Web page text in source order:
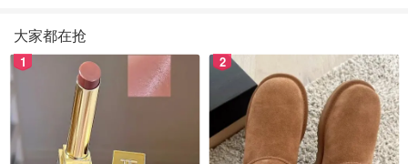
大家都在抢
1 2